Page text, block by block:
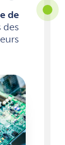
de
des